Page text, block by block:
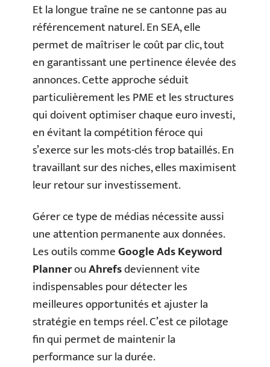
Et la longue traîne ne se cantonne pas au
référencement naturel. En SEA, elle
permet de maîtriser le coût par clic, tout
en garantissant une pertinence élevée des
annonces. Cette approche séduit
particulièrement les PME et les structures
qui doivent optimiser chaque euro investi,
en évitant la compétition féroce qui
s’exerce sur les mots-clés trop bataillés. En
travaillant sur des niches, elles maximisent
leur retour sur investissement.
Gérer ce type de médias nécessite aussi
une attention permanente aux données.
Les outils commeGoogle Ads Keyword
PlannerouAhrefsdeviennent vite
indispensables pour détecter les
meilleures opportunités et ajuster la
stratégie en temps réel. C’est ce pilotage
fin qui permet de maintenir la
performance sur la durée.